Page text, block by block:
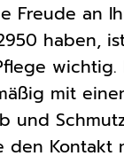
Freude an
haben,
wichtig.
mit
und
den Kontakt